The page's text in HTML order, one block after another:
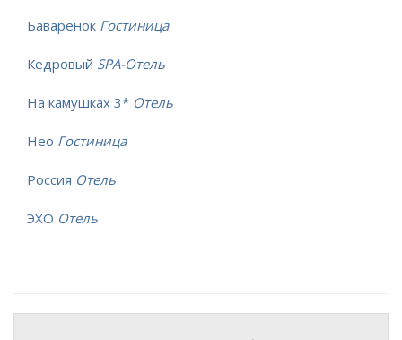
Баваренок Гостиница
Кедровый SPA-Отель
На камушках 3* Отель
Нео Гостиница
Россия Отель
ЭХО Отель